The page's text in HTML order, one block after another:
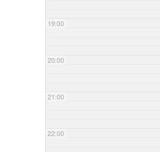
19:00
20:00
21:00
22:00